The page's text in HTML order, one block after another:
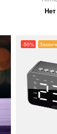
-50%